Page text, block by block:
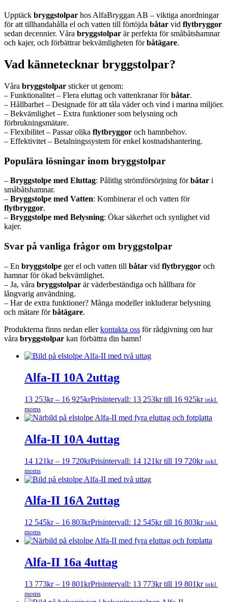
Upptäck bryggstolpar hos AlfaBryggan AB – viktiga anordningar
för att tillhandahålla el och vatten till förtöjda båtar vid flytbryggor
sedan decennier. Våra bryggstolpar är perfekta för småbåtshamnar
och kajer, och förbättrar bekvämligheten förbåtägare.
Vad kännetecknar bryggstolpar?
Våra bryggstolpar sticker ut genom:
– Funktionalitet – Flera eluttag och vattenkranar förbåtar.
– Hållbarhet – Designade för att tåla väder och vind i marina miljöer.
– Bekvämlighet – Extra funktioner som belysning och
förbrukningsmätare.
– Flexibilitet – Passar olika flytbryggor och hamnbehov.
– Effektivitet – Betalningssystem för enkel kostnadshantering.
Populära lösningar inom bryggstolpar
– Bryggstolpe med Eluttag: Pålitlig strömförsörjning förbåtar i
småbåtshamnar.
– Bryggstolpe med Vatten: Kombinerar el och vatten för
flytbryggor.
– Bryggstolpe med Belysning: Ökar säkerhet och synlighet vid
kajer.
Svar på vanliga frågor om bryggstolpar
– En bryggstolpe ger el och vatten till båtar vid flytbryggor och
hamnar för ökad bekvämlighet.
– Ja, våra bryggstolpar är väderbeständiga och hållbara för
långvarig användning.
– Har de extra funktioner? Många modeller inkluderar belysning
och mätare förbåtägare.
Produkterna finns nedan ellerkontakta oss för rådgivning om hur
våra bryggstolpar kan förbättra din hamn!
Alfa-II 10A 2uttag
13 253kr – 16 925krPrisintervall: 13 253kr till 16 925kr inkl.
moms
Alfa-II 10A 4uttag
14 121kr – 19 720krPrisintervall: 14 121kr till 19 720kr inkl.
moms
Alfa-II 16A 2uttag
12 545kr – 16 803krPrisintervall: 12 545kr till 16 803kr inkl.
moms
Alfa-II 16a 4uttag
13 773kr – 19 801krPrisintervall: 13 773kr till 19 801kr inkl.
moms